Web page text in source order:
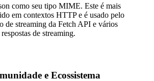
como seu tipo MIME. Este é mais
em contextos HTTP e é usado pelo
de streaming da Fetch API e vários
de streaming.
e Ecossistema